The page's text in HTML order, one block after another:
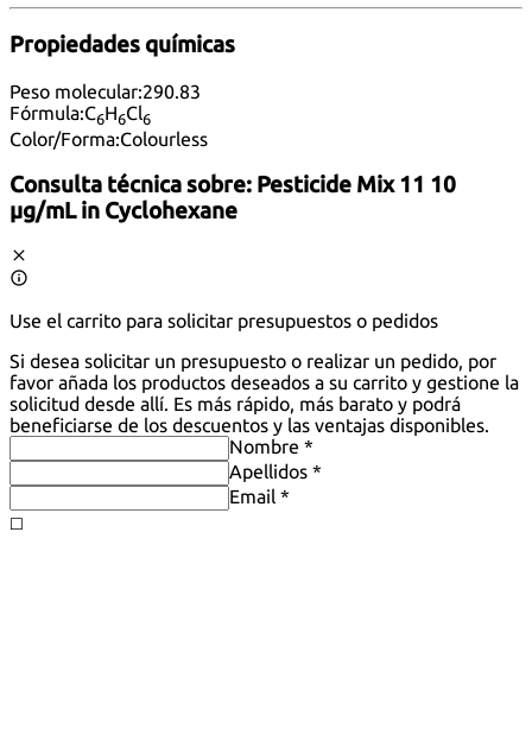
Propiedades químicas
Peso molecular:290.83
Fórmula:C6H6Cl6
Color/Forma:Colourless
Consulta técnica sobre: Pesticide Mix 11 10
µg/mL in Cyclohexane
Use el carrito para solicitar presupuestos o pedidos
Si desea solicitar un presupuesto o realizar un pedido, por
favor añada los productos deseados a su carrito y gestione la
solicitud desde allí. Es más rápido, más barato y podrá
beneficiarse de los descuentos y las ventajas disponibles.
Nombre *
Apellidos *
Email *
◻️